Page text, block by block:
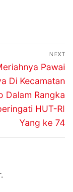
NEXT
Pawai
Di Kecamatan
Dalam Rangka
HUT-RI
Yang ke 74